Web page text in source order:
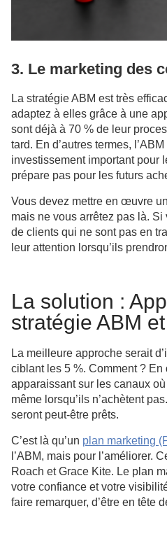
3. Le marketing des
La stratégie ABM est très
adaptez à elles grâce à une
sont déjà à 70 % de leur
tard. En d’autres termes,
investissement important pour
prépare pas pour les futurs
Vous devez mettre en œuvre
mais ne vous arrêtez pas là.
de clients qui ne sont pas en
leur attention lorsqu’ils
La solution :
stratégie ABM
La meilleure approche serait
ciblant les 5 %. Comment ?
apparaissant sur les canaux
même lorsqu’ils n’achètent
seront peut-être prêts.
C’est là qu’un plan marketing
l’ABM, mais pour l’améliorer.
Roach et Grace Kite. Le plan
votre confiance et votre
faire remarquer, d’être en tête